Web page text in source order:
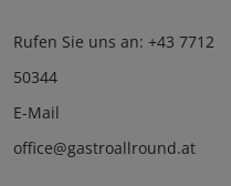
Rufen Sie uns an: +43 7712
50344
E-Mail
office@gastroallround.at